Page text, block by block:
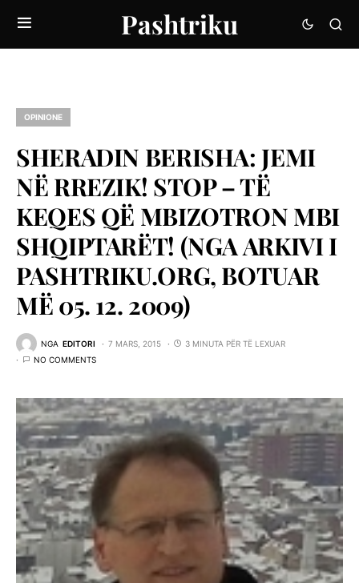
Pashtriku
OPINIONE
SHERADIN BERISHA: JEMI
NË RREZIK! STOP – TË
KEQES QË MBIZOTRON MBI
SHQIPTARËT! (NGA ARKIVI I
PASHTRIKU.ORG, BOTUAR
MË 05. 12. 2009)
NGA EDITORI 7 MARS, 2015
3 MINUTA PËR TË LEXUAR
NO COMMENTS